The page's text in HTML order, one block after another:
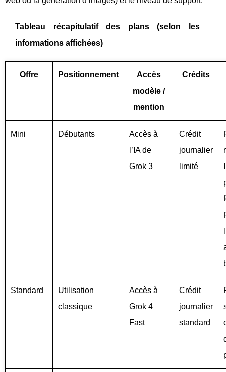
Tableau récapitulatif des plans (selon les
informations affichées)
Offre Positionnement
Accès
modèle /
mention
Crédits
Mini Débutants
Accès à
l’IA de
Grok 3
Crédit
journalier
limité
Standard
Utilisation
classique
Accès à
Grok 4
Fast
Crédit
journalier
standard